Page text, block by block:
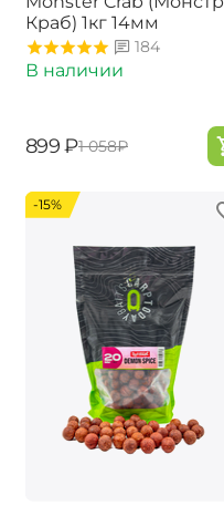
Краб) 1кг 14мм
184
В наличии
‍899‍ ₽‍1 058‍₽
-15%